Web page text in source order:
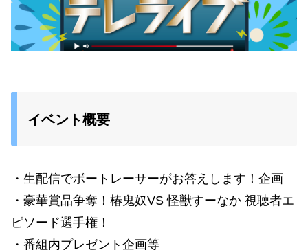
イベント概要
・生配信でボートレーサーがお答えします！企画
・豪華賞品争奪！椿鬼奴VS 怪獣すーなか 視聴者エ
ピソード選手権！
・番組内プレゼント企画等